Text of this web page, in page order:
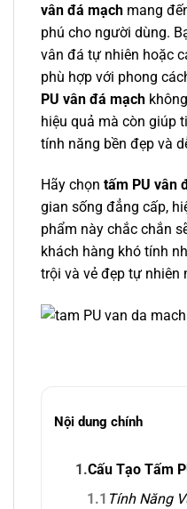
vân đá mạch mang
phú cho người dùng.
vân đá tự nhiên hoặc
phù hợp với phong
PU vân đá mạch
hiệu quả mà còn giúp
tính năng bền đẹp và
Hãy chọn tấm PU vân
gian sống đẳng cấp,
phẩm này chắc chắn
khách hàng khó tính
trội và vẻ đẹp tự nhiên
Nội dung chính
1.Cấu Tạo Tấm
1.1 Tính Năng